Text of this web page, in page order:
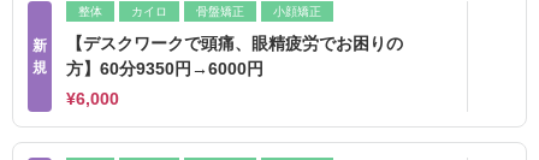
新
規
整体 カイロ 骨盤矯正 小顔矯正
【デスクワークで頭痛、眼精疲労でお困りの
方】60分9350円→6000円
¥6,000